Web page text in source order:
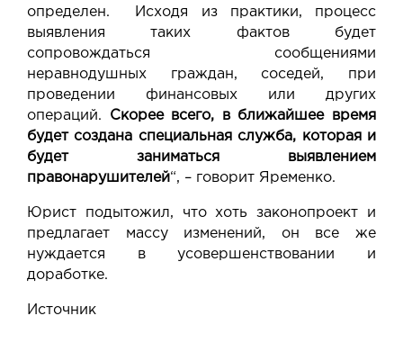
определен. Исходя из практики, процесс
выявления таких фактов будет
сопровождаться сообщениями
неравнодушных граждан, соседей, при
проведении финансовых или других
операций. Скорее всего,
в ближайшее время
будет создана специальная служба, которая и
будет заниматься выявлением
правонарушителей“, – говорит Яременко.
Юрист подытожил, что хоть законопроект и
предлагает массу изменений, он все же
нуждается в усовершенствовании и
доработке.
Источник